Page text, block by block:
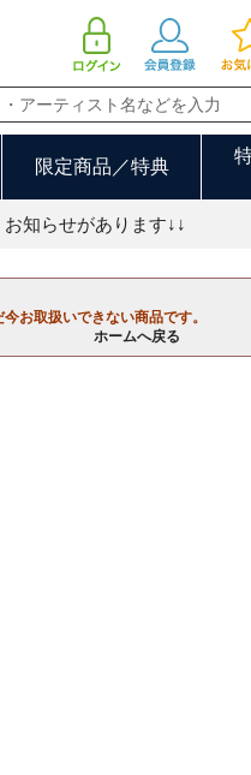
限定商品／特典
知らせがあります↓↓
お取扱いできない商品です。
ホームへ戻る